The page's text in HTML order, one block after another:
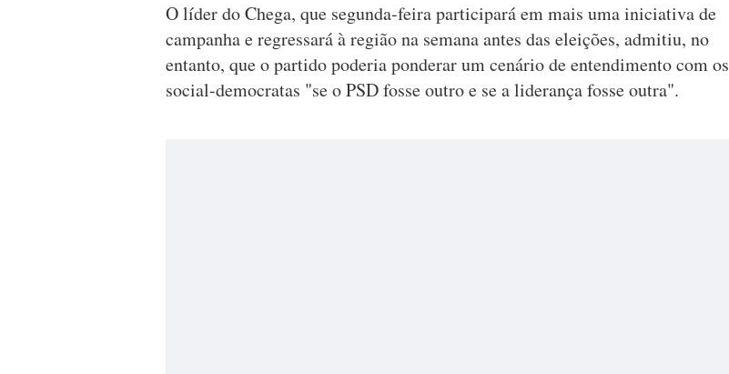
O líder do Chega, que segunda-feira participará em mais uma iniciativa de
campanha e regressará à região na semana antes das eleições, admitiu, no
entanto, que o partido poderia ponderar um cenário de entendimento com os
social-democratas "se o PSD fosse outro e se a liderança fosse outra".